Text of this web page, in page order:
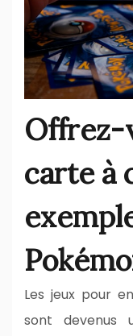
Offrez-
carte à
Les jeux pour
sont devenus